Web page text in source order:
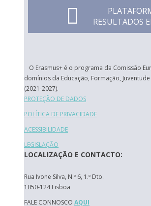
RESULTADOS
O Erasmus+ é o programa da Comissão
domínios da Educação, Formação,
(2021-2027).
PROTEÇÃO DE DADOS
POLÍTICA DE PRIVACIDADE
ACESSIBILIDADE
LEGISLAÇÃO
LOCALIZAÇÃO E CONTACTO:
Rua Ivone Silva, N.º 6, 1.º Dto.
1050-124 Lisboa
FALE CONNOSCO AQUI